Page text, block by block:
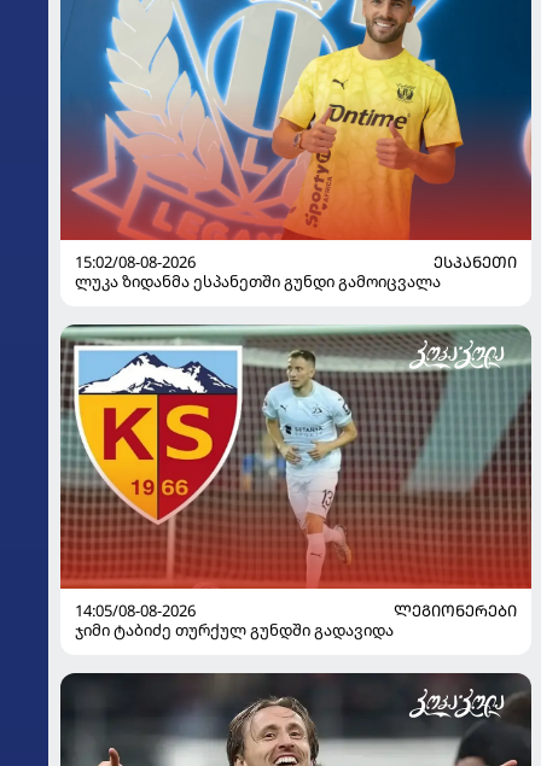
15:02/08-08-2026
ᲔᲡᲞᲐᲜᲔᲗᲘ
ლუკა ზიდანმა ესპანეთში გუნდი გამოიცვალა
14:05/08-08-2026
ᲚᲔᲒᲘᲝᲜᲔᲠᲔᲑᲘ
ჯიმი ტაბიძე თურქულ გუნდში გადავიდა